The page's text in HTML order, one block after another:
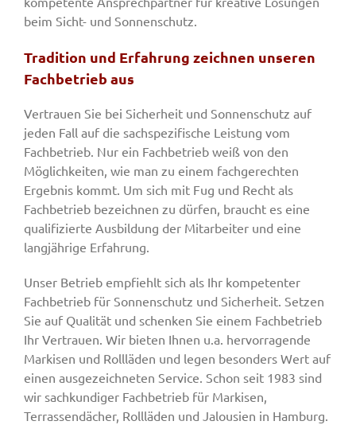
beim Sicht- und Sonnenschutz.
Tradition und Erfahrung zeichnen unseren
Fachbetrieb aus
Vertrauen Sie bei Sicherheit und Sonnenschutz auf
jeden Fall auf die sachspezifische Leistung vom
Fachbetrieb. Nur ein Fachbetrieb weiß von den
Möglichkeiten, wie man zu einem fachgerechten
Ergebnis kommt. Um sich mit Fug und Recht als
Fachbetrieb bezeichnen zu dürfen, braucht es eine
qualifizierte Ausbildung der Mitarbeiter und eine
langjährige Erfahrung.
Unser Betrieb empfiehlt sich als Ihr kompetenter
Fachbetrieb für Sonnenschutz und Sicherheit. Setzen
Sie auf Qualität und schenken Sie einem Fachbetrieb
Ihr Vertrauen. Wir bieten Ihnen u.a. hervorragende
Markisen und Rollläden und legen besonders Wert auf
einen ausgezeichneten Service. Schon seit 1983 sind
wir sachkundiger Fachbetrieb für Markisen,
Terrassendächer, Rollläden und Jalousien in Hamburg.